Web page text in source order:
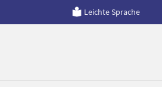
Leichte Sprache